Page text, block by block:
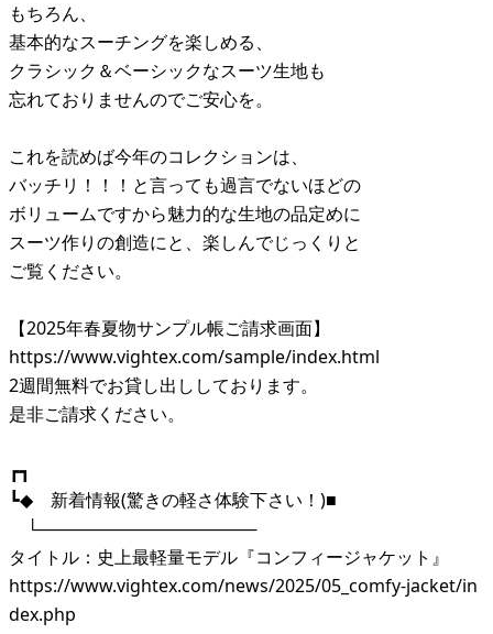
もちろん、
基本的なスーチングを楽しめる、
クラシック＆ベーシックなスーツ生地も
忘れておりませんのでご安心を。
これを読めば今年のコレクションは、
バッチリ！！！と言っても過言でないほどの
ボリュームですから魅力的な生地の品定めに
スーツ作りの創造にと、楽しんでじっくりと
ご覧ください。
【2025年春夏物サンプル帳ご請求画面】
https://www.vightex.com/sample/index.html
2週間無料でお貸し出ししております。
是非ご請求ください。
┏┓
┗◆ 新着情報(驚きの軽さ体験下さい！)■
└──────────────────
タイトル：史上最軽量モデル『コンフィージャケット』
https://www.vightex.com/news/2025/05_comfy-jacket/in
dex.php